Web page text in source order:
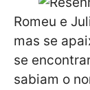
Romeu e
mas se
se
sabiam o